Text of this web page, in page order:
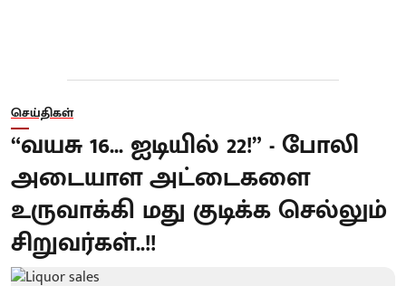
செய்திகள்
“வயசு 16... ஐடியில் 22!” - போலி
அடையாள அட்டைகளை
உருவாக்கி மது குடிக்க செல்லும்
சிறுவர்கள்..!!